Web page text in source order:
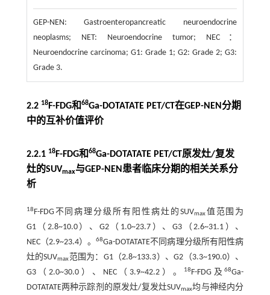
GEP-NEN: Gastroenteropancreatic neuroendocrine
neoplasms; NET: Neuroendocrine tumor; NEC：
Neuroendocrine carcinoma; G1: Grade 1; G2: Grade 2; G3:
Grade 3.
2.2 18F-FDG和68Ga-DOTATATE PET/CT在GEP-NEN分期
中的互补价值评价
2.2.1 18F-FDG和68Ga-DOTATATE PET/CT原发灶/复发
灶的SUVmax与GEP-NEN患者临床分期的相关关系分
析
18 F-FDG不同病理分级所有阳性病灶的SUVmax值范围为
G1（2.8~10.0）、G2（1.0~23.7）、G3（2.6~31.1）、
NEC（2.9~23.4）。68Ga-DOTATATE不同病理分级所有阳性病
灶的SUVmax范围为：G1（2.8~133.3）、G2（3.3~190.0）、
G3（2.0~30.0）、NEC（3.9~42.2）。
18 F-FDG及68Ga-
DOTATATE两种示踪剂的原发灶/复发灶SUVmax均与神经内分